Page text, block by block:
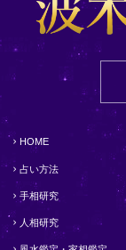
HOME
占い方法
手相研究
人相研究